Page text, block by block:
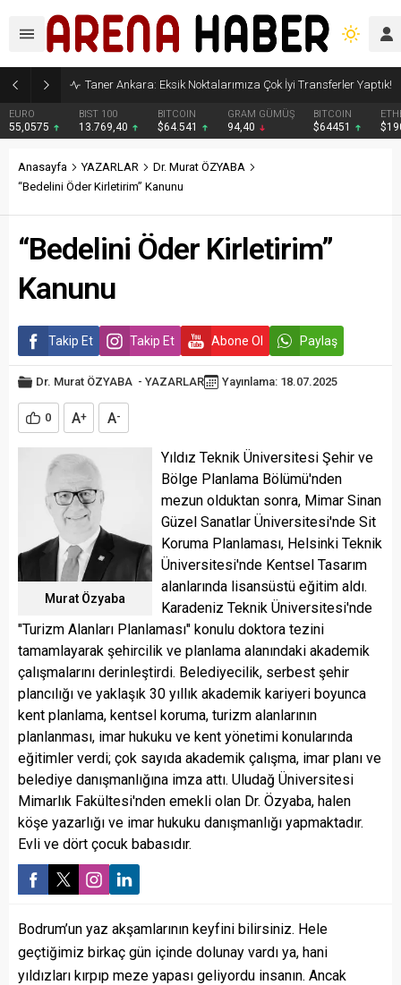
Taner Ankara: Eksik Noktalarımıza Çok İyi Transferler Yaptık!
EURO
55,0575
BIST 100
13.769,40
BITCOIN
$64.541
GRAM GÜMÜŞ
94,40
BITCOIN
$64451
Anasayfa YAZARLAR
Dr. Murat ÖZYABA
“Bedelini Öder Kirletirim” Kanunu
“Bedelini Öder Kirletirim”
Kanunu
Takip Et Takip Et Abone Ol Paylaş
Dr. Murat ÖZYABA - YAZARLAR Yayınlama: 18.07.2025
0 A+ A-
Murat Özyaba
Yıldız Teknik Üniversitesi Şehir ve
Bölge Planlama Bölümü'nden
mezun olduktan sonra, Mimar Sinan
Güzel Sanatlar Üniversitesi'nde Sit
Koruma Planlaması, Helsinki Teknik
Üniversitesi'nde Kentsel Tasarım
alanlarında lisansüstü eğitim aldı.
Karadeniz Teknik Üniversitesi'nde
"Turizm Alanları Planlaması" konulu doktora tezini
tamamlayarak şehircilik ve planlama alanındaki akademik
çalışmalarını derinleştirdi. Belediyecilik, serbest şehir
plancılığı ve yaklaşık 30 yıllık akademik kariyeri boyunca
kent planlama, kentsel koruma, turizm alanlarının
planlanması, imar hukuku ve kent yönetimi konularında
eğitimler verdi; çok sayıda akademik çalışma, imar planı ve
belediye danışmanlığına imza attı. Uludağ Üniversitesi
Mimarlık Fakültesi'nden emekli olan Dr. Özyaba, halen
köşe yazarlığı ve imar hukuku danışmanlığı yapmaktadır.
Evli ve dört çocuk babasıdır.
Bodrum’un yaz akşamlarının keyfini bilirsiniz. Hele
geçtiğimiz birkaç gün içinde dolunay vardı ya, hani
yıldızları kırpıp meze yapası geliyordu insanın. Ancak